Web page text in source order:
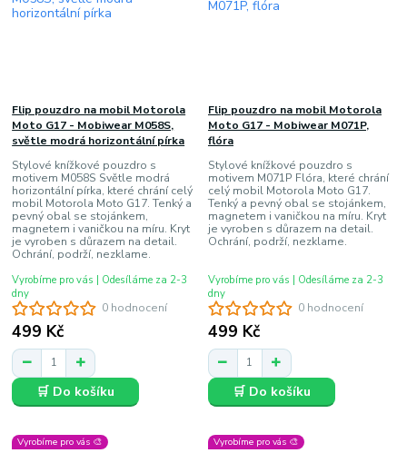
0 hodnocení
Flip pouzdro na mobil Motorola
Moto G17 - Mobiwear M058S,
světle modrá horizontální pírka
Stylové knížkové pouzdro s
motivem M058S Světle modrá
horizontální pírka, které chrání celý
mobil Motorola Moto G17. Tenký a
pevný obal se stojánkem,
magnetem i vaničkou na míru. Kryt
je vyroben s důrazem na detail.
Ochrání, podrží, nezklame.
499 Kč
Vyrobíme pro vás | Odesíláme za 2-3
dny
🛒 Do košíku
0 hodnocení
Flip pouzdro na mobil Motorola
Moto G17 - Mobiwear M071P,
flóra
Stylové knížkové pouzdro s
motivem M071P Flóra, které chrání
celý mobil Motorola Moto G17.
Tenký a pevný obal se stojánkem,
magnetem i vaničkou na míru. Kryt
je vyroben s důrazem na detail.
Ochrání, podrží, nezklame.
499 Kč
Vyrobíme pro vás | Odesíláme za 2-3
dny
🛒 Do košíku
Vyrobíme pro vás 🎨 Vyrobíme pro vás 🎨